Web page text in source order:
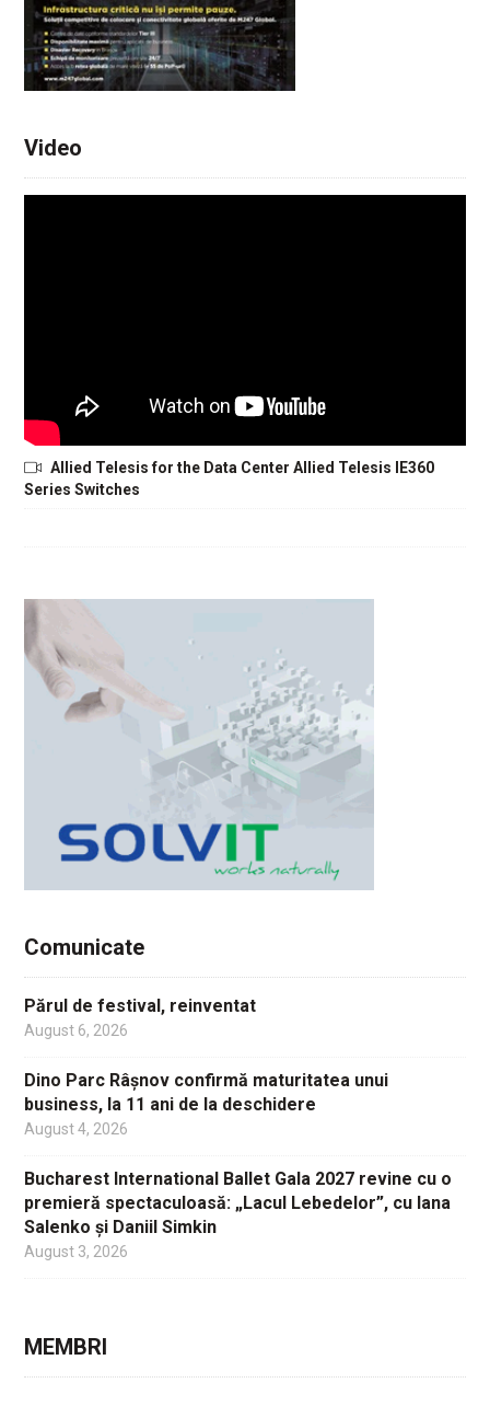
Video
Allied Telesis for the Data Center Allied Telesis IE360
Series Switches
Comunicate
Părul de festival, reinventat
August 6, 2026
Dino Parc Râșnov confirmă maturitatea unui
business, la 11 ani de la deschidere
August 4, 2026
Bucharest International Ballet Gala 2027 revine cu o
premieră spectaculoasă: „Lacul Lebedelor”, cu Iana
Salenko și Daniil Simkin
August 3, 2026
MEMBRI